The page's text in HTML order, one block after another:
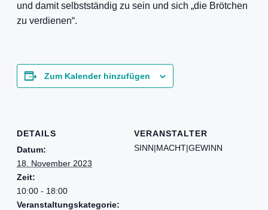
und damit selbstständig zu sein und sich „die Brötchen
zu verdienen“.
Zum Kalender hinzufügen
DETAILS
Datum:
18. November 2023
Zeit:
10:00 - 18:00
Veranstaltungskategorie:
VERANSTALTER
SINN|MACHT|GEWINN